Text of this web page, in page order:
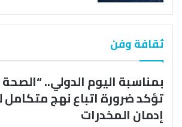
ثقافة وفن
بمناسبة اليوم الدولي..
تؤكد ضرورة اتباع نهج
إدمان المخدرات